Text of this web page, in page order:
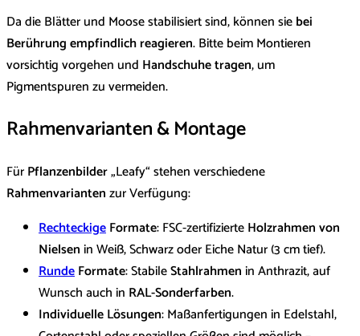
Da die Blätter und Moose stabilisiert sind, können siebei
Berührung empfindlich reagieren. Bitte beim Montieren
vorsichtig vorgehen und Handschuhe tragen, um
Pigmentspuren zu vermeiden.
Rahmenvarianten & Montage
FürPflanzenbilder„Leafy“ stehen verschiedene
Rahmenvariantenzur Verfügung:
RechteckigeFormate: FSC-zertifizierteHolzrahmen von
Nielsenin Weiß, Schwarz oder Eiche Natur (3 cm tief).
RundeFormate: StabileStahlrahmenin Anthrazit, auf
Wunsch auch in RAL-Sonderfarben.
Individuelle Lösungen: Maßanfertigungen in Edelstahl,